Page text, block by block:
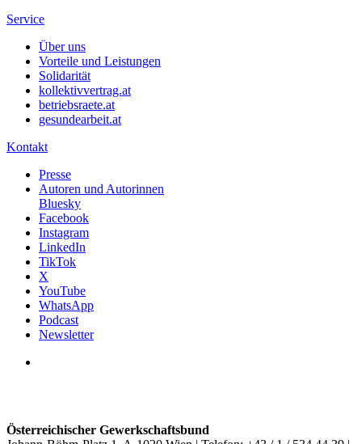
Service
Über uns
Vorteile und Leistungen
Solidarität
kollektivvertrag.at
betriebsraete.at
gesundearbeit.at
Kontakt
Presse
Autoren und Autorinnen
Bluesky
Facebook
Instagram
LinkedIn
TikTok
X
YouTube
WhatsApp
Podcast
Newsletter
Österreichischer Gewerkschaftsbund